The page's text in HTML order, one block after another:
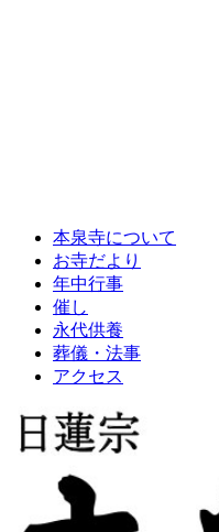
本泉寺について
お寺だより
年中行事
催し
永代供養
葬儀・法事
アクセス